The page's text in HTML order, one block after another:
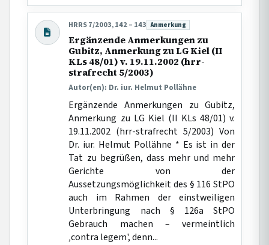
HRRS 7/2003, 142 – 143 Beitragsart:
Anmerkung
Ergänzende Anmerkungen zu
Gubitz, Anmerkung zu LG Kiel (II
KLs 48/01) v. 19.11.2002 (hrr-
strafrecht 5/2003)
Autor(en): Dr. iur. Helmut Pollähne
Ergänzende Anmerkungen zu Gubitz,
Anmerkung zu LG Kiel (II KLs 48/01) v.
19.11.2002 (hrr-strafrecht 5/2003) Von
Dr. iur. Helmut Pollähne * Es ist in der
Tat zu begrüßen, dass mehr und mehr
Gerichte von der
Aussetzungsmöglichkeit des § 116 StPO
auch im Rahmen der einstweiligen
Unterbringung nach § 126a StPO
Gebrauch machen – vermeintlich
‚contra legem', denn...